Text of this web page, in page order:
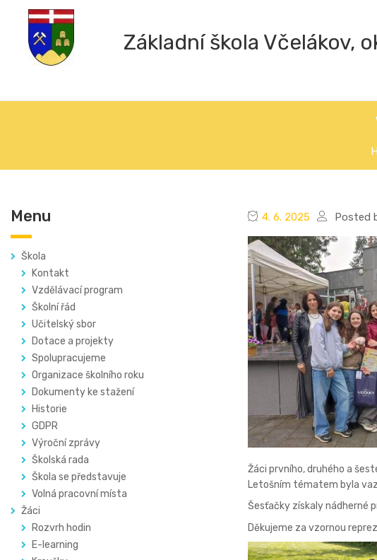
Základní škola Včelákov,
Menu
Škola
Kontakt
Vzdělávací program
Školní řád
Učitelský sbor
Dotace a projekty
Spolupracujeme
Organizace školního roku
Dokumenty ke stažení
Historie
GDPR
Výroční zprávy
Školská rada
Škola se představuje
Volná pracovní místa
Žáci
Rozvrh hodin
E-learning
4. 6. 2025 Posted
Žáci prvního, druhého a
Letošním tématem byla
Šesťačky získaly nádherné
Děkujeme za vzornou